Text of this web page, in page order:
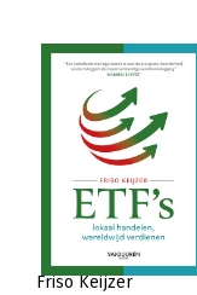
Friso Keijzer